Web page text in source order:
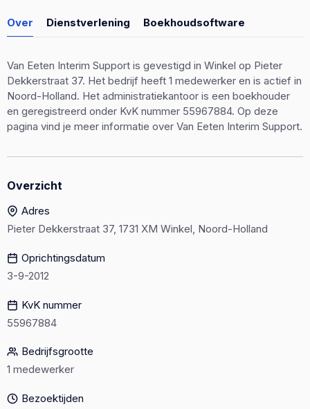
Over Dienstverlening Boekhoudsoftware
Van Eeten Interim Support is gevestigd in Winkel op Pieter
Dekkerstraat 37. Het bedrijf heeft 1 medewerker en is actief in
Noord-Holland. Het administratiekantoor is een boekhouder
en geregistreerd onder KvK nummer 55967884. Op deze
pagina vind je meer informatie over Van Eeten Interim Support.
Overzicht
Adres
Pieter Dekkerstraat 37, 1731 XM Winkel, Noord-Holland
Oprichtingsdatum
3-9-2012
KvK nummer
55967884
Bedrijfsgrootte
1 medewerker
Bezoektijden